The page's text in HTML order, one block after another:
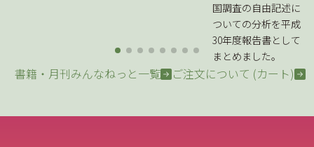
国調査の自由記述に
ついての分析を平成
30年度報告書として
まとめました。
書籍・月刊みんなねっと一覧 ご注文について (カート)